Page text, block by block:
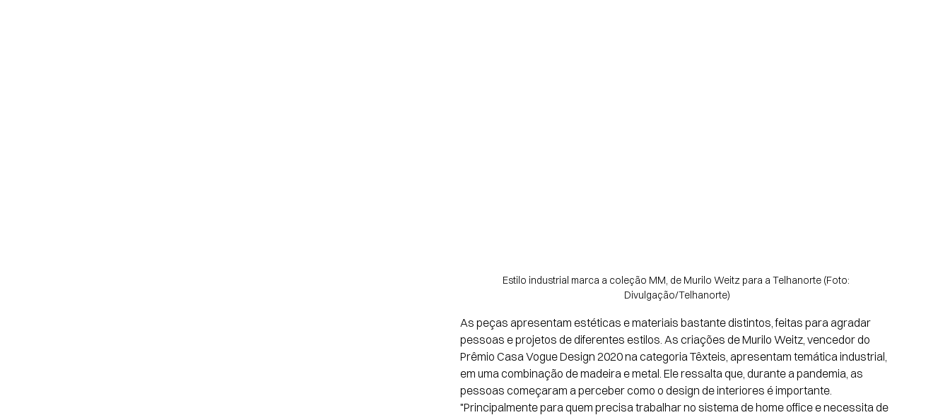
Estilo industrial marca a coleção MM, de Murilo Weitz para a Telhanorte (Foto:
Divulgação/Telhanorte)
As peças apresentam estéticas e materiais bastante distintos, feitas para agradar
pessoas e projetos de diferentes estilos. As criações de Murilo Weitz, vencedor do
Prêmio Casa Vogue Design 2020 na categoria Têxteis, apresentam temática industrial,
em uma combinação de madeira e metal. Ele ressalta que, durante a pandemia, as
pessoas começaram a perceber como o design de interiores é importante.
"Principalmente para quem precisa trabalhar no sistema de home office e necessita de